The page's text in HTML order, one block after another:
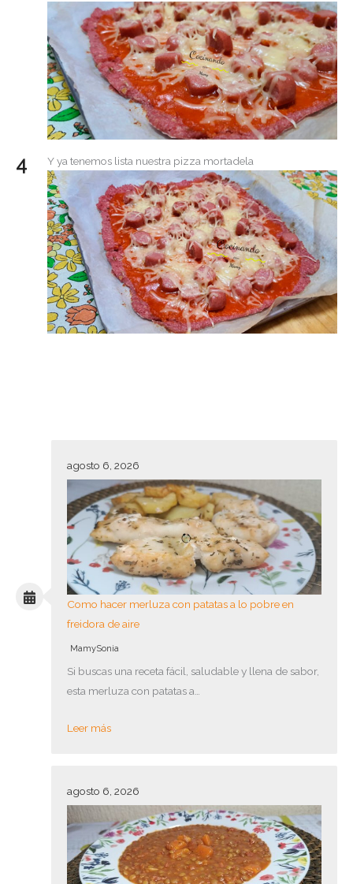
Y ya tenemos lista nuestra pizza mortadela
agosto 6, 2026
Como hacer merluza con patatas a lo pobre en
freidora de aire
MamySonia
Si buscas una receta fácil, saludable y llena de sabor,
esta merluza con patatas a…
Leer más
agosto 6, 2026